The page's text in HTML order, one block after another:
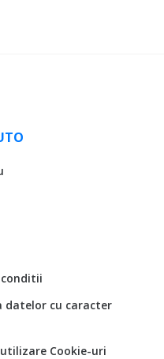
datelor cu caracter
Cookie-uri